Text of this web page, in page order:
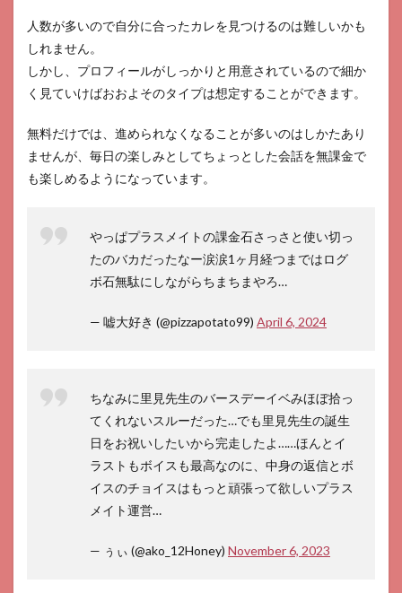
人数が多いので自分に合ったカレを見つけるのは難しいかも
しれません。
しかし、プロフィールがしっかりと用意されているので細か
く見ていけばおおよそのタイプは想定することができます。
無料だけでは、進められなくなることが多いのはしかたあり
ませんが、毎日の楽しみとしてちょっとした会話を無課金で
も楽しめるようになっています。
やっぱプラスメイトの課金石さっさと使い切っ
たのバカだったなー涙涙1ヶ月経つまではログ
ボ石無駄にしながらちまちまやろ…
— 嘘大好き (@pizzapotato99) April 6, 2024
ちなみに里見先生のバースデーイベみほぼ拾っ
てくれないスルーだった…でも里見先生の誕生
日をお祝いしたいから完走したよ……ほんとイ
ラストもボイスも最高なのに、中身の返信とボ
イスのチョイスはもっと頑張って欲しいプラス
メイト運営…
— ぅぃ (@ako_12Honey) November 6, 2023